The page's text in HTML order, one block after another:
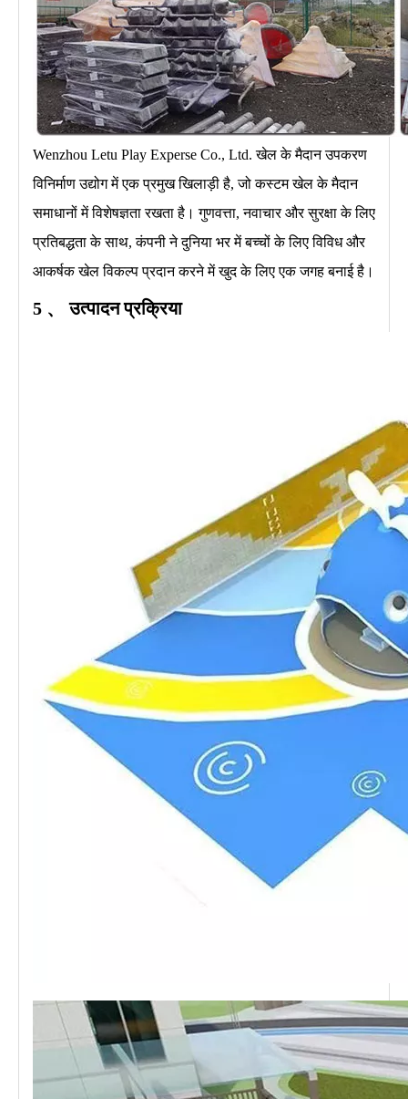
Wenzhou Letu Play Experse Co., Ltd. खेल के मैदान उपकरण
विनिर्माण उद्योग में एक प्रमुख खिलाड़ी है, जो कस्टम खेल के मैदान
समाधानों में विशेषज्ञता रखता है। गुणवत्ता, नवाचार और सुरक्षा के लिए
प्रतिबद्धता के साथ, कंपनी ने दुनिया भर में बच्चों के लिए विविध और
आकर्षक खेल विकल्प प्रदान करने में खुद के लिए एक जगह बनाई है।
5 、 उत्पादन प्रक्रिया